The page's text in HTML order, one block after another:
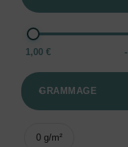
1,00 € -
GRAMMAGE
0 g/m²